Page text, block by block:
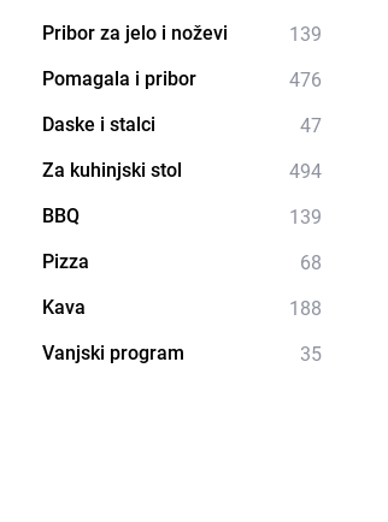
Pribor za jelo i noževi
139
Pomagala i pribor
476
Daske i stalci
47
Za kuhinjski stol
494
BBQ
139
Pizza
68
Kava
188
Vanjski program
35